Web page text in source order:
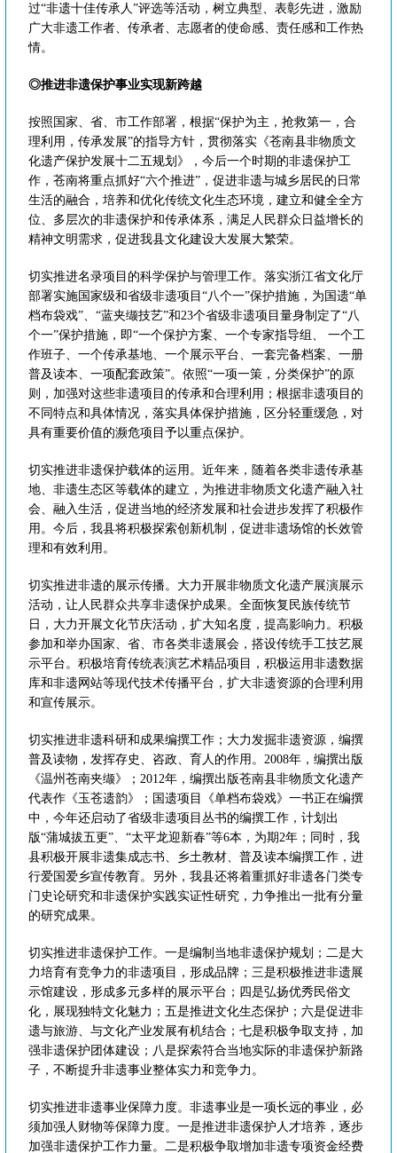
过“非遗十佳传承人”评选等活动，树立典型、表彰先进，激励
广大非遗工作者、传承者、志愿者的使命感、责任感和工作热
情。
◎推进非遗保护事业实现新跨越
按照国家、省、市工作部署，根据“保护为主，抢救第一，合
理利用，传承发展”的指导方针，贯彻落实《苍南县非物质文
化遗产保护发展十二五规划》，今后一个时期的非遗保护工
作，苍南将重点抓好“六个推进”，促进非遗与城乡居民的日常
生活的融合，培养和优化传统文化生态环境，建立和健全全方
位、多层次的非遗保护和传承体系，满足人民群众日益增长的
精神文明需求，促进我县文化建设大发展大繁荣。
切实推进名录项目的科学保护与管理工作。落实浙江省文化厅
部署实施国家级和省级非遗项目“八个一”保护措施，为国遗“单
档布袋戏”、“蓝夹缬技艺”和23个省级非遗项目量身制定了“八
个一”保护措施，即“一个保护方案、一个专家指导组、 一个工
作班子、一个传承基地、一个展示平台、一套完备档案、一册
普及读本、一项配套政策”。依照“一项一策，分类保护”的原
则，加强对这些非遗项目的传承和合理利用；根据非遗项目的
不同特点和具体情况，落实具体保护措施，区分轻重缓急，对
具有重要价值的濒危项目予以重点保护。
切实推进非遗保护载体的运用。近年来，随着各类非遗传承基
地、非遗生态区等载体的建立，为推进非物质文化遗产融入社
会、融入生活，促进当地的经济发展和社会进步发挥了积极作
用。今后，我县将积极探索创新机制，促进非遗场馆的长效管
理和有效利用。
切实推进非遗的展示传播。大力开展非物质文化遗产展演展示
活动，让人民群众共享非遗保护成果。全面恢复民族传统节
日，大力开展文化节庆活动，扩大知名度，提高影响力。积极
参加和举办国家、省、市各类非遗展会，搭设传统手工技艺展
示平台。积极培育传统表演艺术精品项目，积极运用非遗数据
库和非遗网站等现代技术传播平台，扩大非遗资源的合理利用
和宣传展示。
切实推进非遗科研和成果编撰工作；大力发掘非遗资源，编撰
普及读物，发挥存史、咨政、育人的作用。2008年，编撰出版
《温州苍南夹缬》；2012年，编撰出版苍南县非物质文化遗产
代表作《玉苍遗韵》；国遗项目《单档布袋戏》一书正在编撰
中，今年还启动了省级非遗项目丛书的编撰工作，计划出
版“蒲城拔五更”、“太平龙迎新春”等6本，为期2年；同时，我
县积极开展非遗集成志书、乡土教材、普及读本编撰工作，进
行爱国爱乡宣传教育。另外，我县还将着重抓好非遗各门类专
门史论研究和非遗保护实践实证性研究，力争推出一批有分量
的研究成果。
切实推进非遗保护工作。一是编制当地非遗保护规划；二是大
力培育有竞争力的非遗项目，形成品牌；三是积极推进非遗展
示馆建设，形成多元多样的展示平台；四是弘扬优秀民俗文
化，展现独特文化魅力；五是推进文化生态保护；六是促进非
遗与旅游、与文化产业发展有机结合；七是积极争取支持，加
强非遗保护团体建设；八是探索符合当地实际的非遗保护新路
子，不断提升非遗事业整体实力和竞争力。
切实推进非遗事业保障力度。非遗事业是一项长远的事业，必
须加强人财物等保障力度。一是推进非遗保护人才培养，逐步
加强非遗保护工作力量。二是积极争取增加非遗专项资金经费